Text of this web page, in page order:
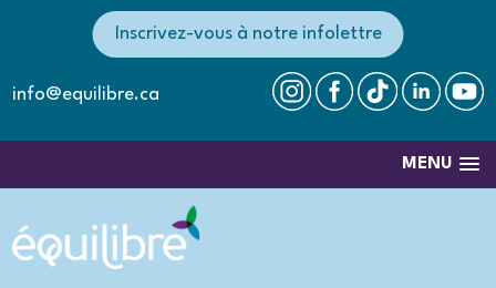
info@equilibre.ca
Inscrivez-vous à notre infolettre
MENU